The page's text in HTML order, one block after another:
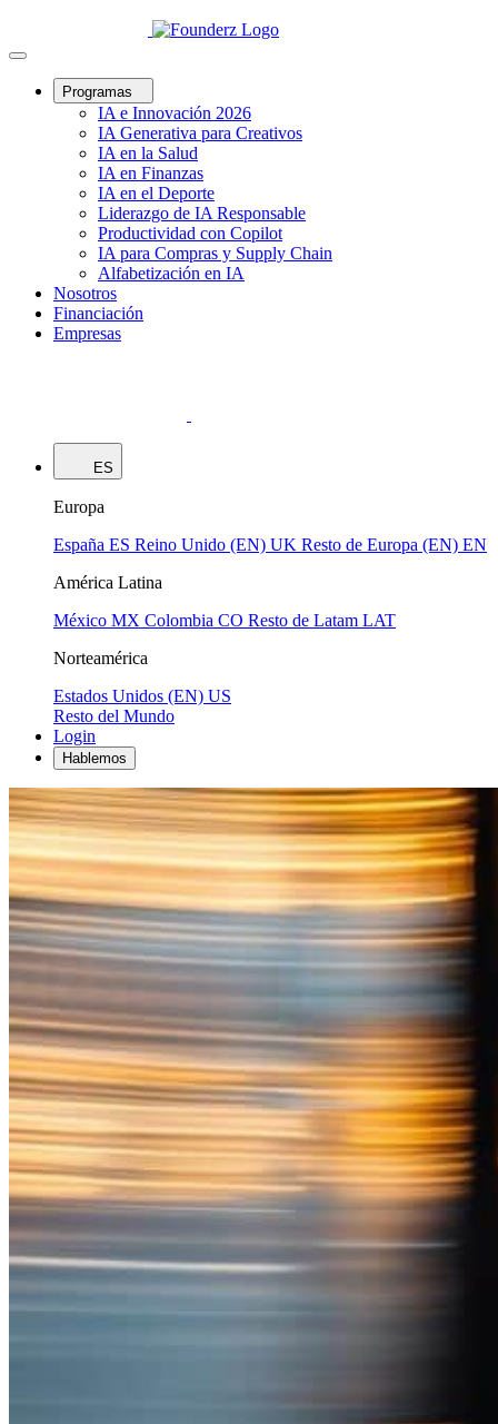
Programas
IA e Innovación 2026
IA Generativa para Creativos
IA en la Salud
IA en Finanzas
IA en el Deporte
Liderazgo de IA Responsable
Productividad con Copilot
IA para Compras y Supply Chain
Alfabetización en IA
Nosotros
Financiación
Empresas
ES
Europa
España ES Reino Unido (EN) UK Resto de Europa (EN) EN
América Latina
México MX Colombia CO Resto de Latam LAT
Norteamérica
Estados Unidos (EN) US
Resto del Mundo
Login
Hablemos